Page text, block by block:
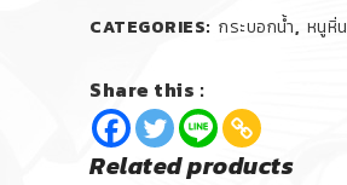
CATEGORIES: กระบอกน้ำ, หนูหิ่น
Share this :
Related products